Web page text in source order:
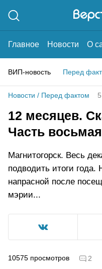
Главное Новости О
ВИП-новость Перед
Новости / Перед фактом
12 месяцев.
Часть восьмая
Магнитогорск. Весь
подводить итоги года.
напрасной после
мэрии...
10575 просмотров 2